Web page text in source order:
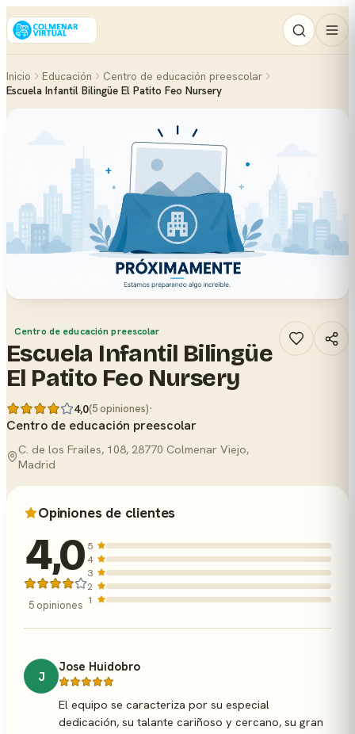
Inicio Educación
Centro de educación preescolar
Escuela Infantil Bilingüe El Patito Feo Nursery
Centro de educación preescolar
Escuela Infantil Bilingüe
El Patito Feo Nursery
4,0(5 opiniones)·
Centro de educación preescolar
C. de los Frailes, 108, 28770 Colmenar Viejo,
Madrid
Opiniones de clientes
4,0
5 opiniones
5
4
3
2
1
J
Jose Huidobro
El equipo se caracteriza por su especial
dedicación, su talante cariñoso y cercano, su gran